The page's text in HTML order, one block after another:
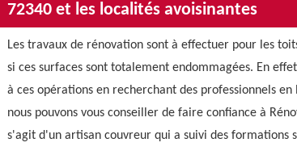
72340 et les localités avoisinantes
Les travaux de rénovation sont à effectuer pour les
si ces surfaces sont totalement endommagées. En
à ces opérations en recherchant des professionnels
nous pouvons vous conseiller de faire confiance à
s'agit d'un artisan couvreur qui a suivi des formations